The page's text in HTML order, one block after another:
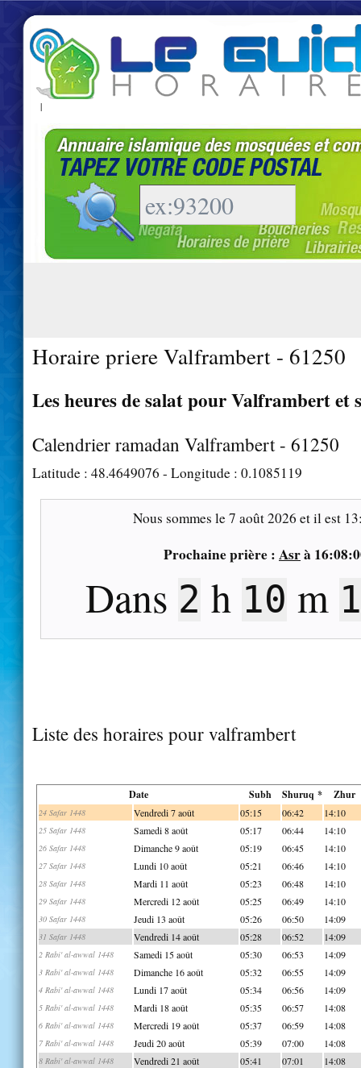
|
Horaire priere Valframbert - 61250
Les heures de salat pour Valframbert et
Calendrier ramadan Valframbert - 61250
Latitude : 48.4649076 - Longitude : 0.1085119
Nous sommes le7 août 2026 et il est
Prochaine prière : Asrà
Dans 2 h 10 m
Liste des horaires pour valframbert
Date Subh Shuruq * Zhur
24 Safar 1448 Vendredi 7 août 05:15 06:42 14:10
25 Safar 1448 Samedi 8 août 05:17 06:44 14:10
26 Safar 1448 Dimanche 9 août 05:19 06:45 14:10
27 Safar 1448 Lundi 10 août 05:21 06:46 14:10
28 Safar 1448 Mardi 11 août 05:23 06:48 14:10
29 Safar 1448 Mercredi 12 août 05:25 06:49 14:10
30 Safar 1448 Jeudi 13 août 05:26 06:50 14:09
31 Safar 1448 Vendredi 14 août 05:28 06:52 14:09
2 Rabi' al-awwal 1448 Samedi 15 août 05:30 06:53 14:09
3 Rabi' al-awwal 1448 Dimanche 16 août 05:32 06:55 14:09
4 Rabi' al-awwal 1448 Lundi 17 août 05:34 06:56 14:09
5 Rabi' al-awwal 1448 Mardi 18 août 05:35 06:57 14:08
6 Rabi' al-awwal 1448 Mercredi 19 août 05:37 06:59 14:08
7 Rabi' al-awwal 1448 Jeudi 20 août 05:39 07:00 14:08
8 Rabi' al-awwal 1448 Vendredi 21 août 05:41 07:01 14:08